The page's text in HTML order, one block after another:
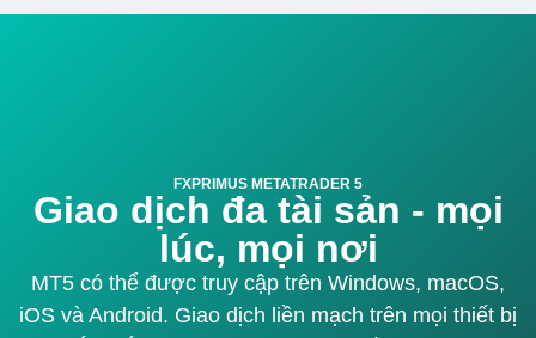
FXPRIMUS METATRADER 5
Giao dịch đa tài sản - mọi
lúc, mọi nơi
MT5 có thể được truy cập trên Windows, macOS,
iOS và Android. Giao dịch liền mạch trên mọi thiết bị